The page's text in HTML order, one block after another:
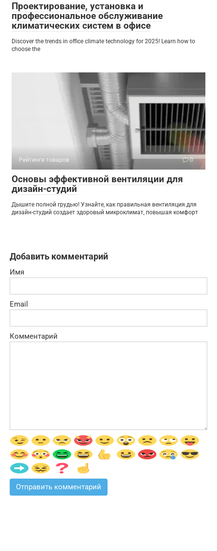
Проектирование, установка и
профессиональное обслуживание
климатических систем в офисе
Discover the trends in office climate technology for 2025! Learn how to
choose the
Рейтинги товаров 0
Основы эффективной вентиляции для
дизайн-студий
Дышите полной грудью! Узнайте, как правильная вентиляция для
дизайн-студий создает здоровый микроклимат, повышая комфорт
Добавить комментарий
Имя
Email
Комментарий